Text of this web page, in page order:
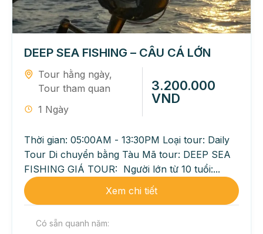
DEEP SEA FISHING – CÂU CÁ LỚN
Tour hằng ngày,
Tour tham quan
1 Ngày
3.200.000
VND
Thời gian: 05:00AM - 13:30PM Loại tour: Daily
Tour Di chuyển bằng Tàu Mã tour: DEEP SEA
FISHING GIÁ TOUR: Người lớn từ 10 tuổi:...
Xem chi tiết
Có sẵn quanh năm: